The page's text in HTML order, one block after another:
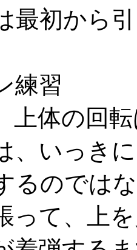
最初から
練習
上体の回
、いっき
るのでは
って、上